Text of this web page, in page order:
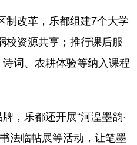
改革，乐都组建7个大学
校资源共享；推行课后服
词、农耕体验等纳入课程
，乐都还开展“河湟墨韵·
法临帖展等活动，让笔墨